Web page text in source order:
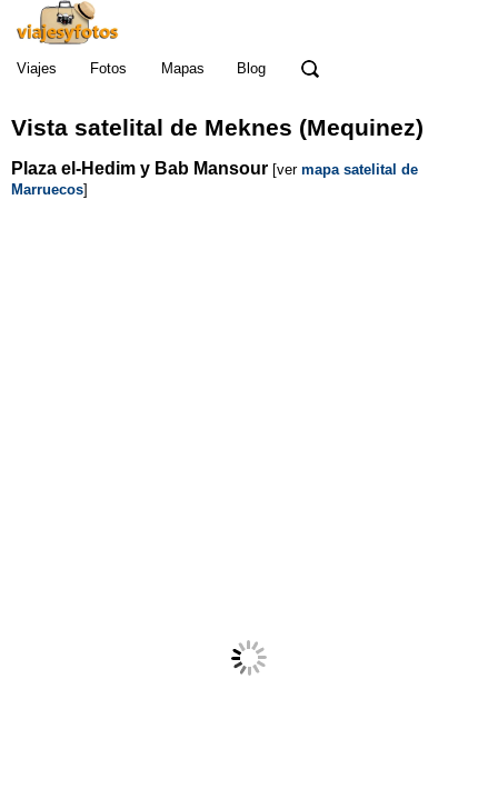
Viajes Fotos Mapas Blog
Vista satelital de Meknes (Mequinez)
Plaza el-Hedim y Bab Mansour [ver mapa satelital de
Marruecos]